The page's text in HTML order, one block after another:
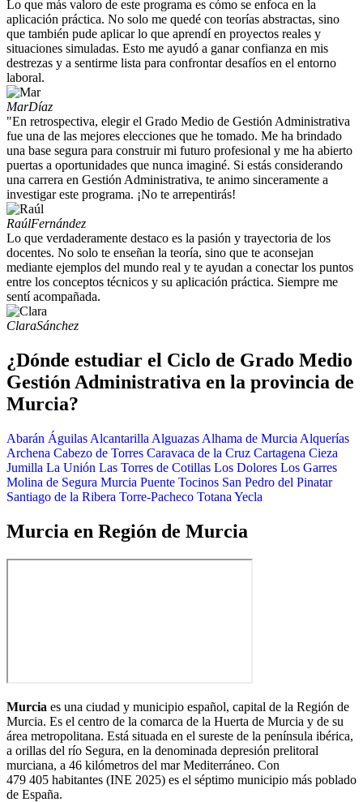
Lo que más valoro de este programa es cómo se enfoca en la
aplicación práctica. No solo me quedé con teorías abstractas, sino
que también pude aplicar lo que aprendí en proyectos reales y
situaciones simuladas. Esto me ayudó a ganar confianza en mis
destrezas y a sentirme lista para confrontar desafíos en el entorno
laboral.
MarDíaz
"En retrospectiva, elegir el Grado Medio de Gestión Administrativa
fue una de las mejores elecciones que he tomado. Me ha brindado
una base segura para construir mi futuro profesional y me ha abierto
puertas a oportunidades que nunca imaginé. Si estás considerando
una carrera en Gestión Administrativa, te animo sinceramente a
investigar este programa. ¡No te arrepentirás!
RaúlFernández
Lo que verdaderamente destaco es la pasión y trayectoria de los
docentes. No solo te enseñan la teoría, sino que te aconsejan
mediante ejemplos del mundo real y te ayudan a conectar los puntos
entre los conceptos técnicos y su aplicación práctica. Siempre me
sentí acompañada.
ClaraSánchez
¿Dónde estudiar el Ciclo de Grado Medio
Gestión Administrativa en la provincia de
Murcia?
Abarán Águilas Alcantarilla Alguazas Alhama de Murcia Alquerías
Archena Cabezo de Torres Caravaca de la Cruz Cartagena Cieza
Jumilla La Unión Las Torres de Cotillas Los Dolores Los Garres
Molina de Segura Murcia Puente Tocinos San Pedro del Pinatar
Santiago de la Ribera Torre-Pacheco Totana Yecla
Murcia en Región de Murcia
Murcia es una ciudad y municipio español, capital de la Región de
Murcia. Es el centro de la comarca de la Huerta de Murcia y de su
área metropolitana. Está situada en el sureste de la península ibérica,
a orillas del río Segura, en la denominada depresión prelitoral
murciana, a 46 kilómetros del mar Mediterráneo. Con
479 405 habitantes (INE 2025)​ es el séptimo municipio más poblado
de España.